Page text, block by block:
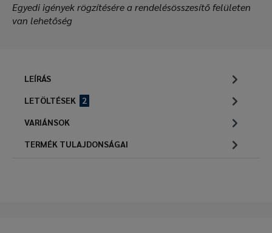
Egyedi igények rögzítésére a rendelésösszesítő felületen
van lehetőség
LEÍRÁS
LETÖLTÉSEK
2
VARIÁNSOK
TERMÉK TULAJDONSÁGAI